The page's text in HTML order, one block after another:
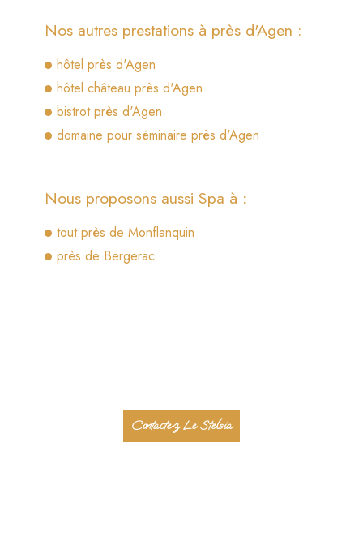
Nos autres prestations à près d'Agen :
hôtel près d'Agen
hôtel château près d'Agen
bistrot près d'Agen
domaine pour séminaire près d'Agen
Nous proposons aussi Spa à :
tout près de Monflanquin
près de Bergerac
Contactez Le Stelsia